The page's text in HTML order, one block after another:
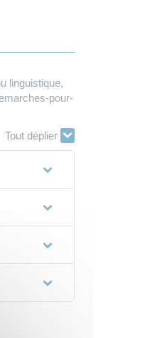
linguistique,
pour-
Tout déplier